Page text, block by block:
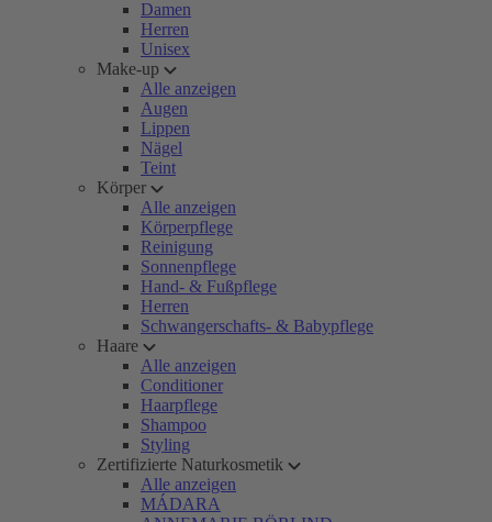
Damen
Herren
Unisex
Make-up
Alle anzeigen
Augen
Lippen
Nägel
Teint
Körper
Alle anzeigen
Körperpflege
Reinigung
Sonnenpflege
Hand- & Fußpflege
Herren
Schwangerschafts- & Babypflege
Haare
Alle anzeigen
Conditioner
Haarpflege
Shampoo
Styling
Zertifizierte Naturkosmetik
Alle anzeigen
MÁDARA